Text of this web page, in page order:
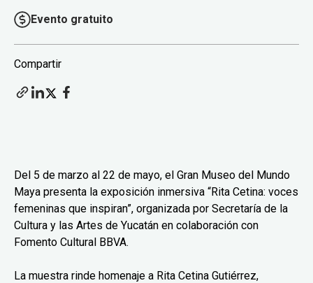
Evento gratuito
Compartir
Del 5 de marzo al 22 de mayo, el Gran Museo del Mundo
Maya presenta la exposición inmersiva “Rita Cetina: voces
femeninas que inspiran”, organizada por Secretaría de la
Cultura y las Artes de Yucatán en colaboración con
Fomento Cultural BBVA.
La muestra rinde homenaje a Rita Cetina Gutiérrez,